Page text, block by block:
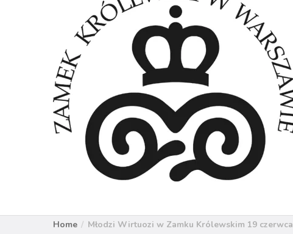
Home Młodzi Wirtuozi w Zamku Królewskim 19 czerwca